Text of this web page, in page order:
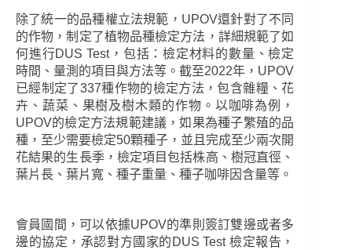
除了統一的品種權立法規範，UPOV還針對了不同
的作物，制定了植物品種檢定方法，詳細規範了如
何進行DUS Test，包括：檢定材料的數量、檢定
時間、量測的項目與方法等。截至2022年，UPOV
已經制定了337種作物的檢定方法，包含雜糧、花
卉、蔬菜、果樹及樹木類的作物。以咖啡為例，
UPOV的檢定方法規範建議，如果為種子繁殖的品
種，至少需要檢定50顆種子，並且完成至少兩次開
花結果的生長季，檢定項目包括株高、樹冠直徑、
葉片長、葉片寬、種子重量、種子咖啡因含量等。
會員國間，可以依據UPOV的準則簽訂雙邊或者多
邊的協定，承認對方國家的DUS Test 檢定報告，